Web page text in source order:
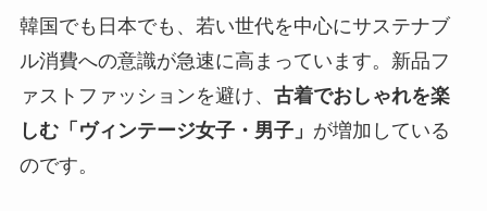
韓国でも日本でも、若い世代を中心にサステナブ
ル消費への意識が急速に高まっています。新品フ
ァストファッションを避け、 古着でおしゃれを楽
しむ「ヴィンテージ女子・男子」 が増加している
のです。